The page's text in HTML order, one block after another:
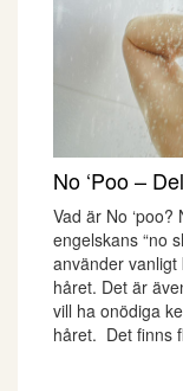
No ‘Poo –
Vad är No ‘poo?
engelskans “no
använder
håret. Det är
vill ha onödiga
håret. Det finns